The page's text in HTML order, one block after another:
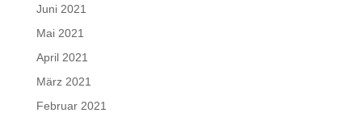
Juni 2021
Mai 2021
April 2021
März 2021
Februar 2021